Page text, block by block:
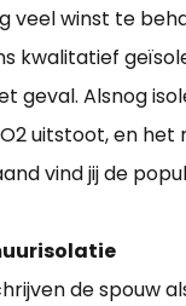
veel winst te
kwalitatief
geval. Alsnog
uitstoot, en
vind jij de
de spouw